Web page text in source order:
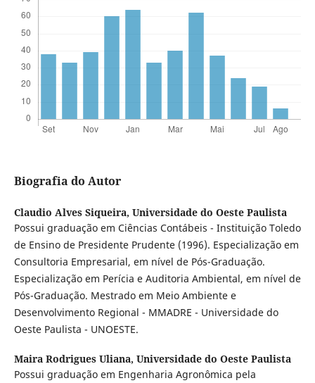
Biografia do Autor
Claudio Alves Siqueira, Universidade do Oeste Paulista
Possui graduação em Ciências Contábeis - Instituição Toledo
de Ensino de Presidente Prudente (1996). Especialização em
Consultoria Empresarial, em nível de Pós-Graduação.
Especialização em Perícia e Auditoria Ambiental, em nível de
Pós-Graduação. Mestrado em Meio Ambiente e
Desenvolvimento Regional - MMADRE - Universidade do
Oeste Paulista - UNOESTE.
Maira Rodrigues Uliana, Universidade do Oeste Paulista
Possui graduação em Engenharia Agronômica pela